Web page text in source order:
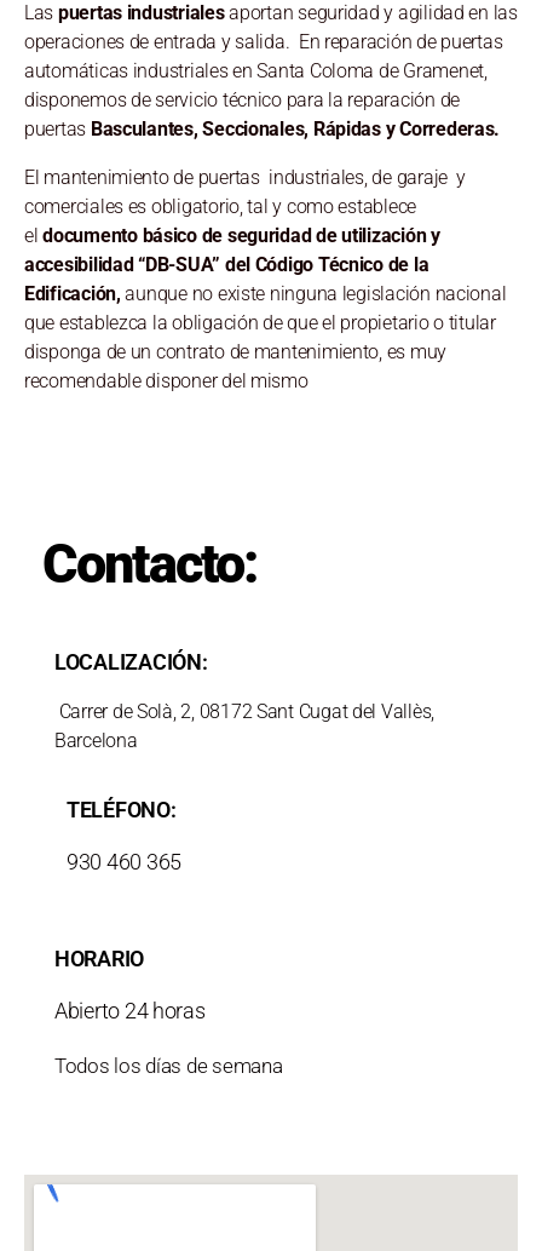
Las puertas industrialesaportan seguridad y agilidad en las
operaciones de entrada y salida. En reparación de puertas
automáticas industriales en Santa Coloma de Gramenet,
disponemos de servicio técnico para la reparación de
puertas Basculantes, Seccionales, Rápidas y Correderas.
El mantenimiento de puertas industriales, de garaje y
comerciales es obligatorio, tal y como establece
eldocumento básico de seguridad de utilización y
accesibilidad “DB-SUA” del Código Técnico de la
Edificación, aunque no existe ninguna legislación nacional
que establezca la obligación de que el propietario o titular
disponga de un contrato de mantenimiento, es muy
recomendable disponer del mismo
Contacto:
LOCALIZACIÓN:
Carrer de Solà, 2, 08172 Sant Cugat del Vallès,
Barcelona
TELÉFONO:
930 460 365
HORARIO
Abierto 24 horas
Todos los días de semana